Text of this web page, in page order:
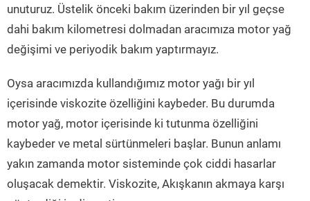
unuturuz. Üstelik önceki bakım üzerinden bir yıl geçse
dahi bakım kilometresi dolmadan aracımıza motor yağ
değişimi ve periyodik bakım yaptırmayız.
Oysa aracımızda kullandığımız motor yağı bir yıl
içerisinde viskozite özelliğini kaybeder. Bu durumda
motor yağ, motor içerisinde ki tutunma özelliğini
kaybeder ve metal sürtünmeleri başlar. Bunun anlamı
yakın zamanda motor sisteminde çok ciddi hasarlar
oluşacak demektir. Viskozite, Akışkanın akmaya karşı